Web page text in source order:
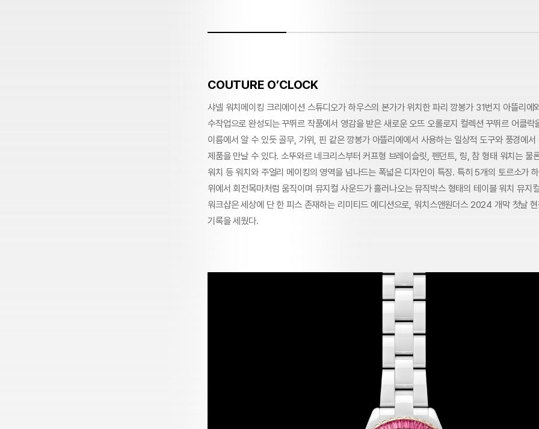
COUTURE O’CLOCK
샤넬 워치메이킹 크리에이션 스튜디오가 하우스의 본가가 위치한 파리 깡봉가 31번지 아뜰리에
수작업으로 완성되는 꾸뛰르 작품에서 영감을 받은 새로운 오뜨 오롤로지 컬렉션 꾸뛰르 어클락
이름에서 알 수 있듯 골무, 가위, 핀 같은 깡봉가 아뜰리에에서 사용하는 일상적 도구와 풍경에
제품을 만날 수 있다. 소뚜와르 네크리스부터 커프형 브레이슬릿, 펜던트, 링, 참 형태 워치는 물
워치 등 워치와 주얼리 메이킹의 영역을 넘나드는 폭넓은 디자인이 특징. 특히 5개의 토르소가
위에서 회전목마처럼 움직이며 뮤지컬 사운드가 흘러나오는 뮤직박스 형태의 테이블 워치 뮤지
워크샵은 세상에 단 한 피스 존재하는 리미티드 에디션으로, 워치스앤원더스 2024 개막 첫날
기록을 세웠다.